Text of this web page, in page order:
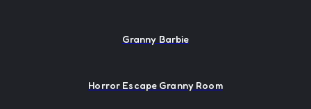
Granny Barbie
Horror Escape Granny Room